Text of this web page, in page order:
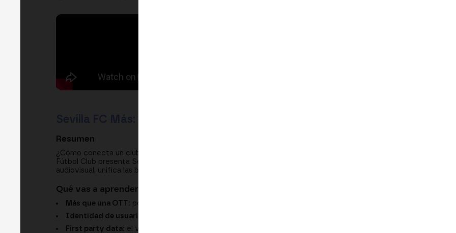
Resumen
¿Cómo conecta un club de fútbol con sus aficionados más allá del terreno de juego? En esta ponencia de MERGE
Fútbol Club presenta Sevilla FC Más, su nuevo ecosistema digital que va mucho más allá de una OTT: integra
audiovisual, unifica las bases de datos y abre nuevas vías de monetización e internacionalización.
Qué vas a aprender
Más que una OTT: por qué el club integró web, app y plataforma audiovisual en un solo ecosistema
Identidad de usuario:
First party data: el valor de más de 450.000 usuarios registrados y activos